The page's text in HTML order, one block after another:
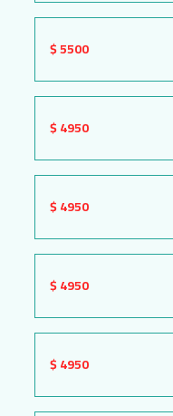
5500 $
4950 $
4950 $
4950 $
4950 $